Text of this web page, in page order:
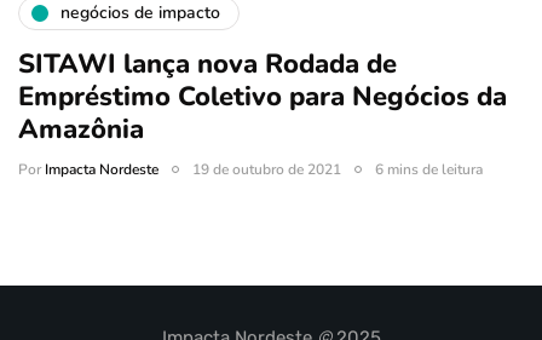
negócios de impacto
SITAWI lança nova Rodada de
Empréstimo Coletivo para Negócios da
Amazônia
PorImpacta Nordeste 19 de outubro de 2021 6 mins de leitura